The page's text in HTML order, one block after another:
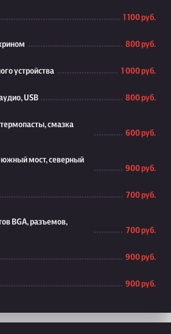
1 100 руб.
800 руб.
устройства 1 000 руб.
USB 800 руб.
смазка
600 руб.
южный мост, северный
900 руб.
700 руб.
BGA, разъемов,
700 руб.
900 руб.
900 руб.